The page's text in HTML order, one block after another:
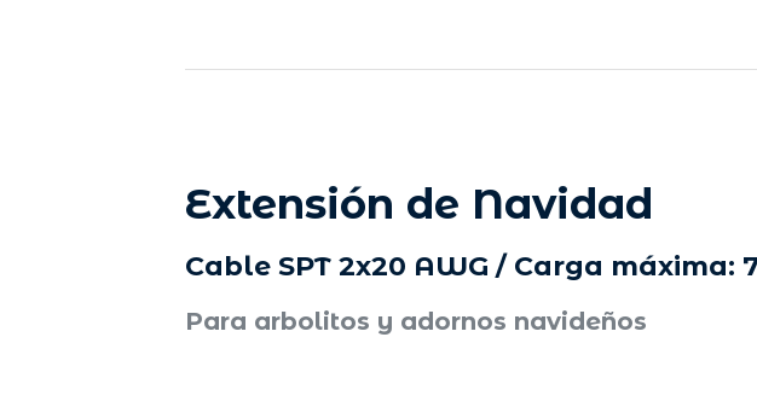
Extensión de Navidad
Cable SPT 2x20 AWG / Carga máxima:
Para arbolitos y adornos navideños